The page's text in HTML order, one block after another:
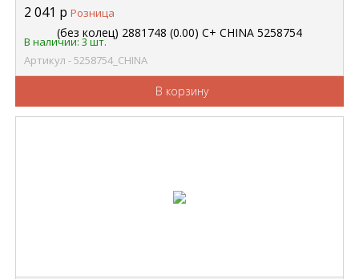
2 041 р Розница
В наличии: 3 шт.
Артикул - 5258754_CHINA
В корзину